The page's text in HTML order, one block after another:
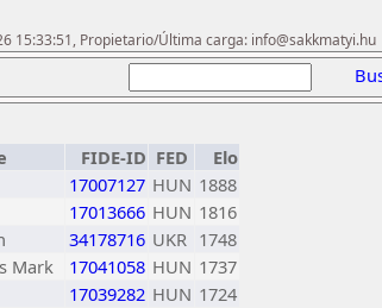
15:33:51, Propietario/Última carga: info@sakkmatyi.hu
FIDE-ID FED
Elo
17007127 HUN 1888
17013666 HUN 1816
34178716 UKR 1748
Mark 17041058 HUN 1737
17039282 HUN 1724